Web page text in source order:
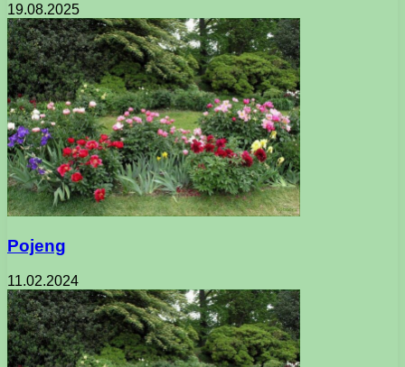
19.08.2025
Pojeng
11.02.2024